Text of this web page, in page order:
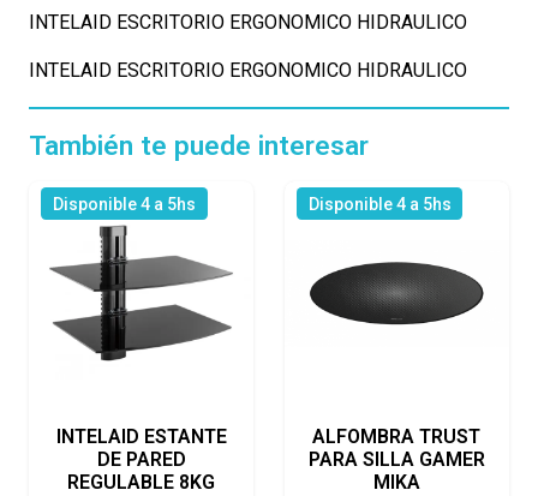
INTELAID ESCRITORIO ERGONOMICO HIDRAULICO
INTELAID ESCRITORIO ERGONOMICO HIDRAULICO
También te puede interesar
Disponible 4 a 5hs
INTELAID ESTANTE
DE PARED
REGULABLE 8KG
Disponible 4 a 5hs
ALFOMBRA TRUST
PARA SILLA GAMER
MIKA